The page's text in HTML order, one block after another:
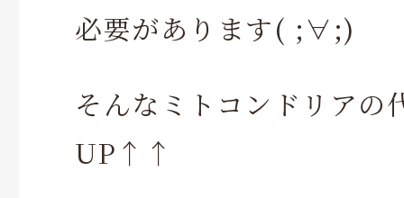
必要があります( ;∀;)
そんなミトコンドリアの
UP↑↑